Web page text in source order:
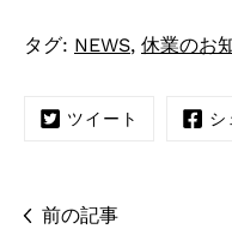
タグ: NEWS, 休業のお
ツイート シ
前の記事